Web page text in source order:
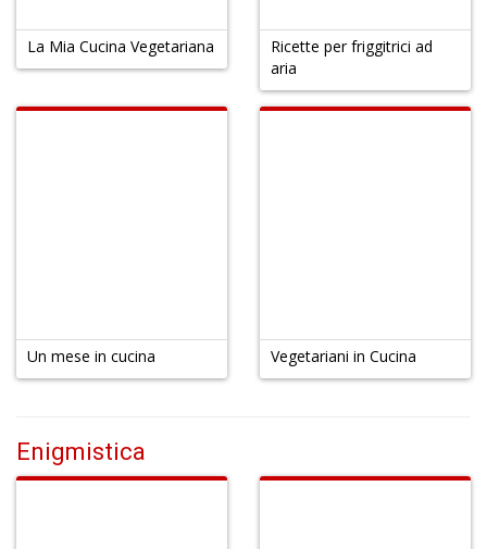
La Mia Cucina Vegetariana
Ricette per friggitrici ad
aria
Un mese in cucina Vegetariani in Cucina
Enigmistica